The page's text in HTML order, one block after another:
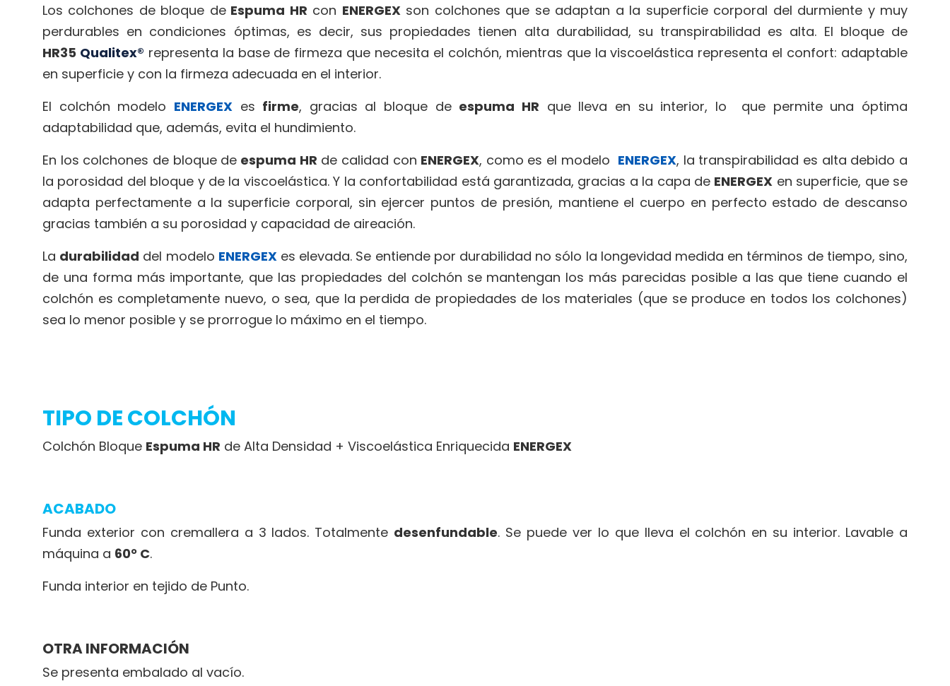
Los colchones de bloque deEspuma HR con ENERGEXson colchones que se adaptan a la superficie corporal del durmiente y muy
perdurables en condiciones óptimas, es decir, sus propiedades tienen alta durabilidad, su transpirabilidad es alta. El bloque de
HR35 Qualitex® representa la base de firmeza que necesita el colchón, mientras que la viscoelástica representa el confort: adaptable
en superficie y con la firmeza adecuada en el interior.
El colchón modelo ENERGEXes firme, gracias al bloque de espuma HR que lleva en su interior, lo que permite una óptima
adaptabilidad que, además, evita el hundimiento.
En los colchones de bloque de espuma HR de calidad con ENERGEX, como es el modelo ENERGEX, la transpirabilidad es alta debido a
la porosidad del bloque y de la viscoelástica. Y la confortabilidad está garantizada, gracias a la capa de ENERGEX en superficie, que se
adapta perfectamente a la superficie corporal, sin ejercer puntos de presión, mantiene el cuerpo en perfecto estado de descanso
gracias también a su porosidad y capacidad de aireación.
La durabilidad del modelo ENERGEXes elevada. Se entiende por durabilidad no sólo la longevidad medida en términos de tiempo, sino,
de una forma más importante, que las propiedades del colchón se mantengan los más parecidas posible a las que tiene cuando el
colchón es completamente nuevo, o sea, que la perdida de propiedades de los materiales (que se produce en todos los colchones)
sea lo menor posible y se prorrogue lo máximo en el tiempo.
TIPO DE COLCHÓN
Colchón Bloque Espuma HR de Alta Densidad + Viscoelástica Enriquecida ENERGEX
ACABADO
Funda exterior con cremallera a 3 lados. Totalmente desenfundable. Se puede ver lo que lleva el colchón en su interior. Lavable a
máquina a 60° C.
Funda interior en tejido de Punto.
OTRA INFORMACIÓN
Se presenta embalado al vacío.